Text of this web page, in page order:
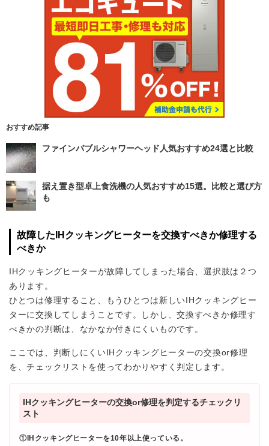
おすすめ記事
ファインバブルシャワーヘッド人気おすすめ24選と比較
据え置き型卓上食洗機の人気おすすめ15選。比較と選び方
も
故障したIHクッキングヒーターを交換すべきか修理する
べきか
IHクッキングヒーターが故障してしまった場合、選択肢は２つ
あります。
ひとつは修理すること、もうひとつは新しいIHクッキングヒー
ターに交換してしまうことです。しかし、交換すべきか修理す
べきかの判断は、なかなか付きにくいものです。
ここでは、判断しにくいIHクッキングヒーターの交換or修理
を、チェックリストを使ってわかりやすく判定します。
IHクッキングヒーターの交換or修理を判定するチェックリ
スト
①IHクッキングヒーターを10年以上使っている。